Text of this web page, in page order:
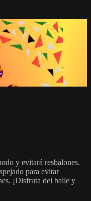
y evitará resbalones.
para evitar
¡Disfruta del baile y